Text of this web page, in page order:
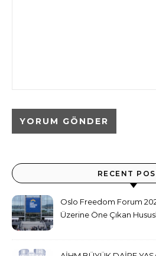
RECENT
Oslo Freedom Forum
Üzerine Öne Çıkan